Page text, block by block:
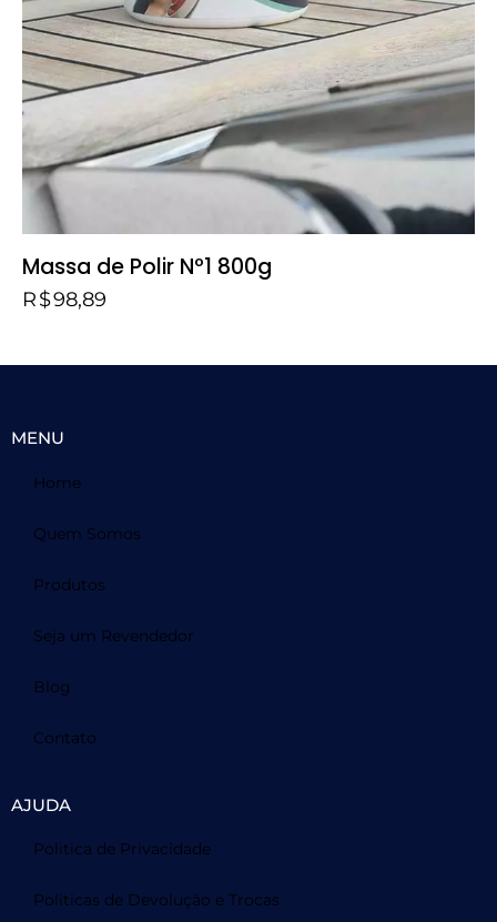
Massa de Polir Nº1 800g
R$98,89
MENU
Home
Quem Somos
Produtos
Seja um Revendedor
Blog
Contato
AJUDA
Politica de Privacidade
Politicas de Devolução e Trocas